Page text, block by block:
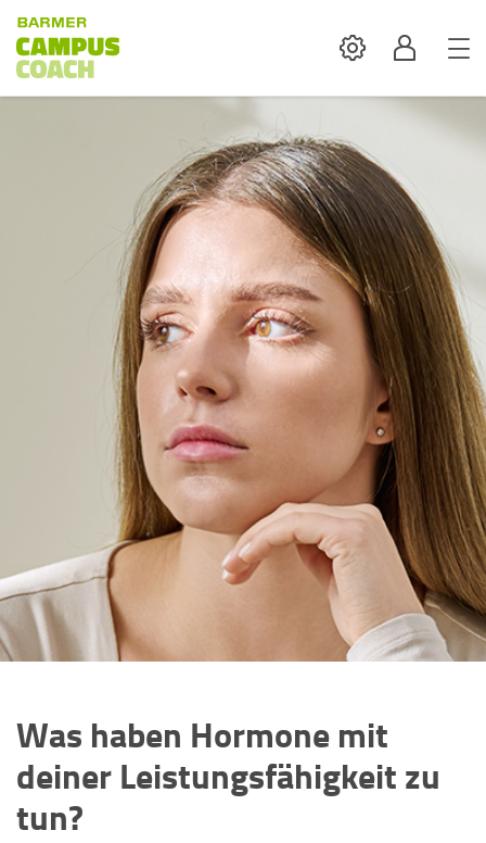
SettingsProfil
Was haben Hormone mit
deiner Leistungsfähigkeit zu
tun?